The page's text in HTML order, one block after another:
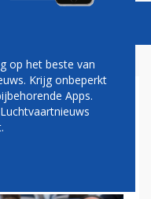
IN
op het beste van
Krijg onbeperkt
Apps.